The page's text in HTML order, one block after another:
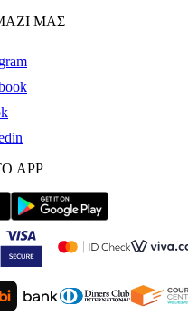
ΜΑΣ
APP